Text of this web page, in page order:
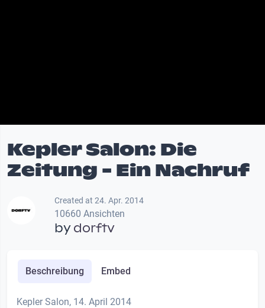
Kepler Salon: Die
Zeitung - Ein Nachruf
Created at 24. Apr. 2014
10660 Ansichten
bydorftv
Beschreibung Embed
Kepler Salon, 14. April 2014